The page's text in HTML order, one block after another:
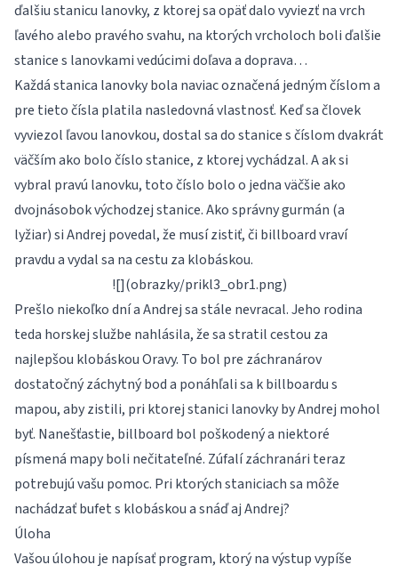
ďalšiu stanicu lanovky, z ktorej sa opäť dalo vyviezť na vrch
ľavého alebo pravého svahu, na ktorých vrcholoch boli ďalšie
stanice s lanovkami vedúcimi doľava a doprava…
Každá stanica lanovky bola naviac označená jedným číslom a
pre tieto čísla platila nasledovná vlastnosť. Keď sa človek
vyviezol ľavou lanovkou, dostal sa do stanice s číslom dvakrát
väčším ako bolo číslo stanice, z ktorej vychádzal. A ak si
vybral pravú lanovku, toto číslo bolo o jedna väčšie ako
dvojnásobok východzej stanice. Ako správny gurmán (a
lyžiar) si Andrej povedal, že musí zistiť, či billboard vraví
pravdu a vydal sa na cestu za klobáskou.
![](obrazky/prikl3_obr1.png)
Prešlo niekoľko dní a Andrej sa stále nevracal. Jeho rodina
teda horskej službe nahlásila, že sa stratil cestou za
najlepšou klobáskou Oravy. To bol pre záchranárov
dostatočný záchytný bod a ponáhľali sa k billboardu s
mapou, aby zistili, pri ktorej stanici lanovky by Andrej mohol
byť. Nanešťastie, billboard bol poškodený a niektoré
písmená mapy boli nečitateľné. Zúfalí záchranári teraz
potrebujú vašu pomoc. Pri ktorých staniciach sa môže
nachádzať bufet s klobáskou a snáď aj Andrej?
Úloha
Vašou úlohou je napísať program, ktorý na výstup vypíše